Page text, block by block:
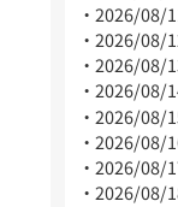
2026/08/
2026/08/
2026/08/
2026/08/
2026/08/
2026/08/
2026/08/
2026/08/